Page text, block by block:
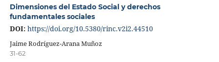
Dimensiones del Estado Social y derechos
fundamentales sociales
DOI: https://doi.org/10.5380/rinc.v2i2.44510
Jaime Rodríguez-Arana Muñoz
31-62